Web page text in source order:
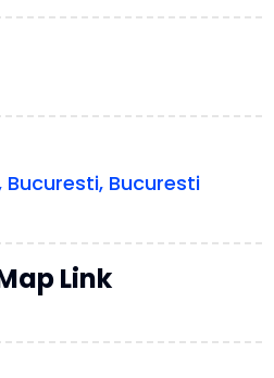
Bucuresti
Link